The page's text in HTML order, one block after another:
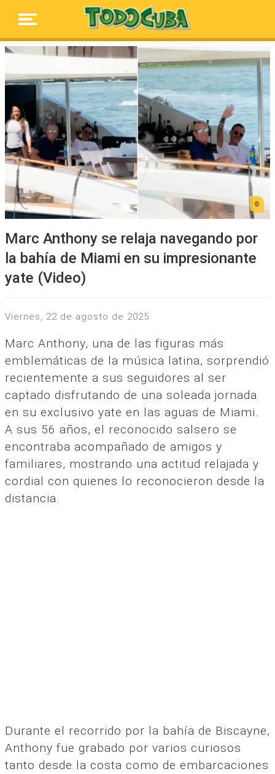
Marc Anthony se relaja navegando por
la bahía de Miami en su impresionante
yate (Video)
viernes, 22 de agosto de 2025
Marc Anthony, una de las figuras más
emblemáticas de la música latina, sorprendió
recientemente a sus seguidores al ser
captado disfrutando de una soleada jornada
en su exclusivo yate en las aguas de Miami.
A sus 56 años, el reconocido salsero se
encontraba acompañado de amigos y
familiares, mostrando una actitud relajada y
cordial con quienes lo reconocieron desde la
distancia.
Durante el recorrido por la bahía de Biscayne,
Anthony fue grabado por varios curiosos
tanto desde la costa como de embarcaciones